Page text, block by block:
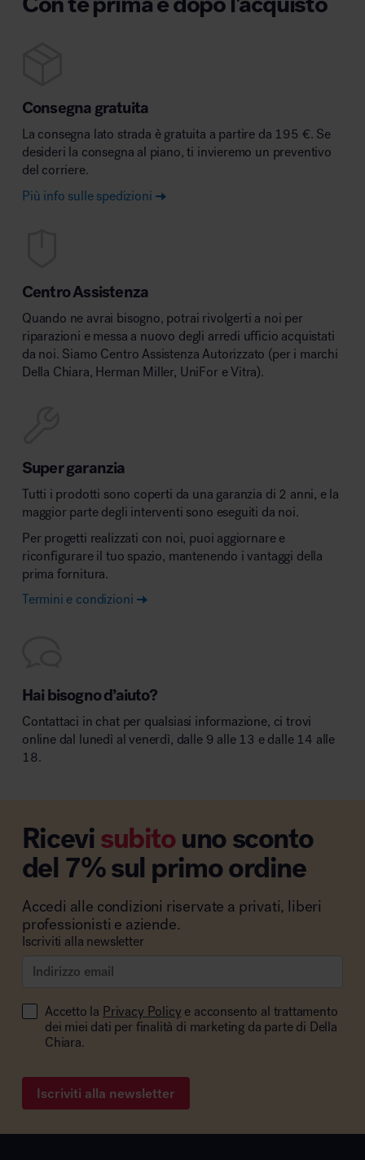
Consegna gratuita
La consegna lato strada è gratuita a partire da 195 €. Se
desideri la consegna al piano, ti invieremo un preventivo
del corriere.
Più info sulle spedizioni
Centro Assistenza
Quando ne avrai bisogno, potrai rivolgerti a noi per
riparazioni e messa a nuovo degli arredi ufficio acquistati
da noi. Siamo Centro Assistenza Autorizzato (per i marchi
Della Chiara, Herman Miller, UniFor e Vitra).
Super garanzia
Tutti i prodotti sono coperti da una garanzia di 2 anni, e la
maggior parte degli interventi sono eseguiti da noi.
Per progetti realizzati con noi, puoi aggiornare e
riconfigurare il tuo spazio, mantenendo i vantaggi della
prima fornitura.
Termini e condizioni
Hai bisogno d’aiuto?
Contattaci in chat per qualsiasi informazione, ci trovi
online dal lunedì al venerdì, dalle 9 alle 13 e dalle 14 alle
18.
Ricevisubitouno sconto
del 7% sul primo ordine
Accedi alle condizioni riservate a privati, liberi
professionisti e aziende.
Iscriviti alla newsletter
Accetto la Privacy Policy e acconsento al trattamento
dei miei dati per finalità di marketing da parte di Della
Chiara.
Iscriviti alla newsletter